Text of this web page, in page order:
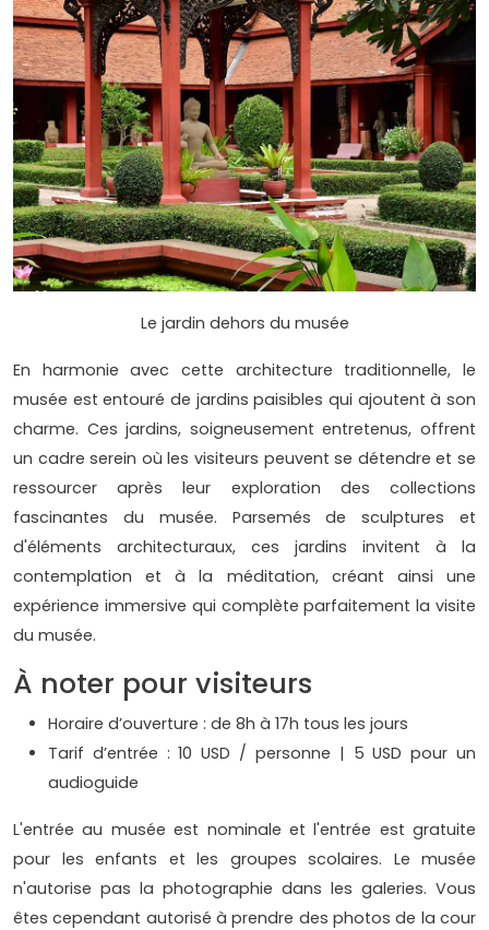
Le jardin dehors du musée
En harmonie avec cette architecture traditionnelle, le
musée est entouré de jardins paisibles qui ajoutent à son
charme. Ces jardins, soigneusement entretenus, offrent
un cadre serein où les visiteurs peuvent se détendre et se
ressourcer après leur exploration des collections
fascinantes du musée. Parsemés de sculptures et
d'éléments architecturaux, ces jardins invitent à la
contemplation et à la méditation, créant ainsi une
expérience immersive qui complète parfaitement la visite
du musée.
À noter pour visiteurs
Horaire d’ouverture : de 8h à 17h tous les jours
Tarif d’entrée : 10 USD / personne | 5 USD pour un
audioguide
L'entrée au musée est nominale et l'entrée est gratuite
pour les enfants et les groupes scolaires. Le musée
n'autorise pas la photographie dans les galeries. Vous
êtes cependant autorisé à prendre des photos de la cour